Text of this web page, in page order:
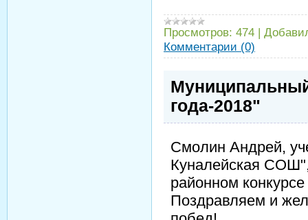
Просмотров: 474 |
Комментарии (0)
года-2018"
Смолин Андрей,
Куналейская
районном
Поздравляем и